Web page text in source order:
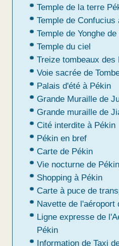
Temple de la terre
Temple de Confucius
Temple de Yonghe
Temple du ciel
Treize tombeaux des
Voie sacrée de
Palais d'été à Pékin
Grande Muraille de
Grande muraille de
Cité interdite à Pékin
Pékin en bref
Carte de Pékin
Vie nocturne de Pékin
Shopping à Pékin
Carte à puce de
Navette de l'aéroport
Ligne expresse de
Pékin
Information de Taxi